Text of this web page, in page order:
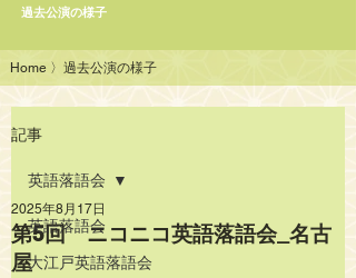
過去公演の様子
Home 〉過去公演の様子
記事
英語落語会
大江戸英語落語会
英語落語会
第5回 ニコニコ英語落語会_名古
屋
2025年8月17日